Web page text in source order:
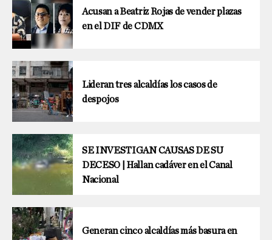
Acusan a Beatriz Rojas de vender plazas
en el DIF de CDMX
Lideran tres alcaldías los casos de
despojos
SE INVESTIGAN CAUSAS DE SU
DECESO | Hallan cadáver en el Canal
Nacional
Generan cinco alcaldías más basura en